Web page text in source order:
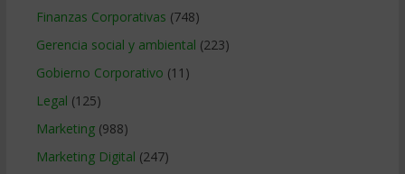
Finanzas Corporativas (748)
Gerencia social y ambiental (223)
Gobierno Corporativo (11)
Legal (125)
Marketing(988)
Marketing Digital (247)